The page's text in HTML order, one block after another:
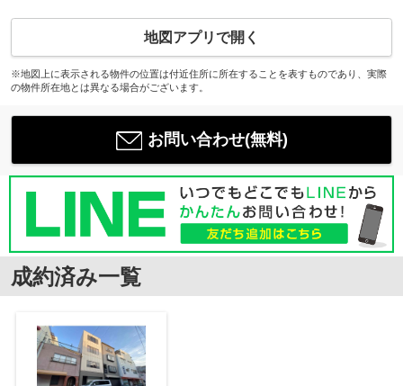
地図アプリで開く
※地図上に表示される物件の位置は付近住所に所在することを表すものであり、実際
の物件所在地とは異なる場合がございます。
お問い合わせ(無料)
成約済み一覧